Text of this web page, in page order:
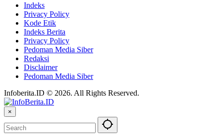
Indeks
Privacy Policy
Kode Etik
Indeks Berita
Privacy Policy
Pedoman Media Siber
Redaksi
Disclaimer
Pedoman Media Siber
Infoberita.ID © 2026. All Rights Reserved.
×